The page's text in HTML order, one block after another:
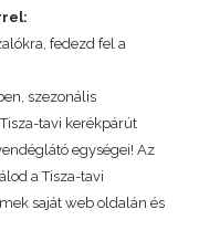
fedezd fel a
szezonális
tavi kerékpárút
egységei! Az
a Tisza-tavi
saját web oldalán és